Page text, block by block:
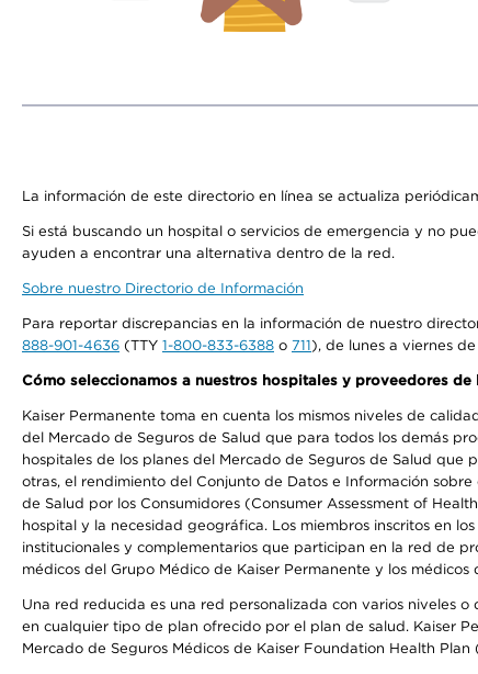
La información de este directorio en línea se actualiza
Si está buscando un hospital o servicios de emergencia y no
ayuden a encontrar una alternativa dentro de la red.
Sobre nuestro Directorio de Información
Para reportar discrepancias en la información de nuestro
888-901-4636 (TTY 1-800-833-6388 o 711), de lunes a viernes
Cómo seleccionamos a nuestros hospitales y proveedores de
Kaiser Permanente toma en cuenta los mismos niveles de
del Mercado de Seguros de Salud que para todos los demás
hospitales de los planes del Mercado de Seguros de Salud
otras, el rendimiento del Conjunto de Datos e Información
de Salud por los Consumidores (Consumer Assessment of
hospital y la necesidad geográfica. Los miembros inscritos en
institucionales y complementarios que participan en la red de
médicos del Grupo Médico de Kaiser Permanente y los
Una red reducida es una red personalizada con varios niveles
en cualquier tipo de plan ofrecido por el plan de salud. Kaiser
Mercado de Seguros Médicos de Kaiser Foundation Health